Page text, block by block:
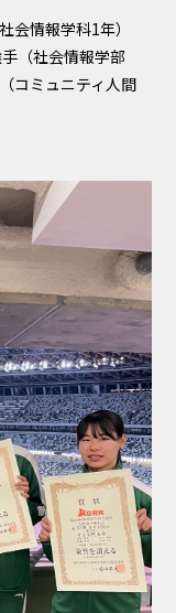
情報学科1年）
（社会情報学部
コミュニティ人間